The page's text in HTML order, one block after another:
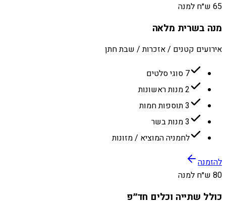
65 ש״ח למנה
מנה בשרית מלאה
אירועים קטנים / אזכרות / שבת חתן
7 סוגי סלטים
2 מנות ראשונות
3 תוספות חמות
3 מנות בשר
לחמניה המוציא / מזונות
להזמנה
80 ש״ח למנה
כולל שתייה וכלים חד״פ